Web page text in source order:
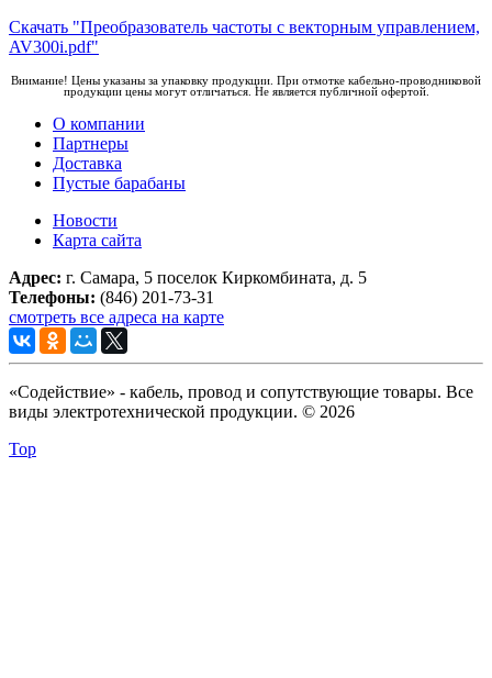
Скачать "Преобразователь частоты с векторным управлением,
AV300i.pdf"
Внимание! Цены указаны за упаковку продукции. При отмотке кабельно-проводниковой
продукции цены могут отличаться. Не является публичной офертой.
О компании
Партнеры
Доставка
Пустые барабаны
Новости
Карта сайта
Адрес: г. Самара, 5 поселок Киркомбината, д. 5
Телефоны: (846) 201-73-31
смотреть все адреса на карте
«Содействие» - кабель, провод и сопутствующие товары. Все
виды электротехнической продукции. © 2026
Top